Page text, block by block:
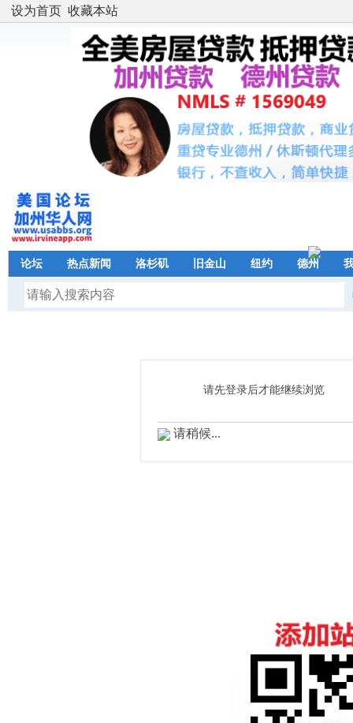
设为首页 收藏本站
论坛 热点新闻 洛杉矶 旧金山 纽约 德州
请先登录后才能继续浏览
请稍候...